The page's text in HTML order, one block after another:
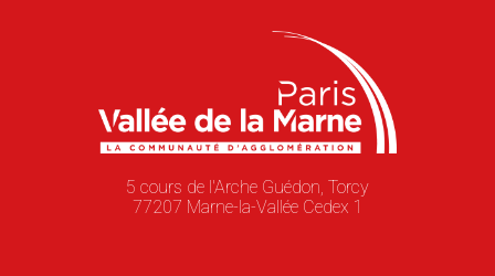
5 cours de l'Arche Guédon, Torcy
77207 Marne-la-Vallée Cedex 1